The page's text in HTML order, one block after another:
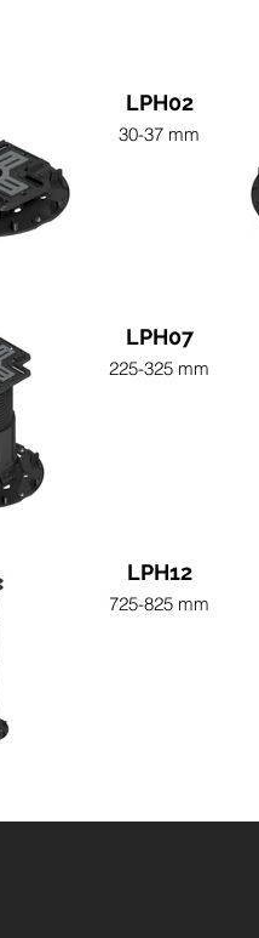
LPH02
30-37 mm
LPH07
225-325 mm
LPH12
725-825 mm